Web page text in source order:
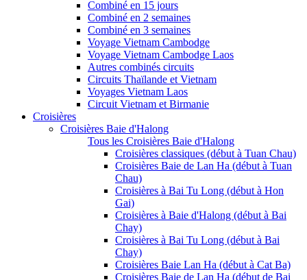
Combiné en 15 jours
Combiné en 2 semaines
Combiné en 3 semaines
Voyage Vietnam Cambodge
Voyage Vietnam Cambodge Laos
Autres combinés circuits
Circuits Thaïlande et Vietnam
Voyages Vietnam Laos
Circuit Vietnam et Birmanie
Croisières
Croisières Baie d'Halong
Tous les Croisières Baie d'Halong
Croisières classiques (début à Tuan Chau)
Croisières Baie de Lan Ha (début à Tuan
Chau)
Croisières à Bai Tu Long (début à Hon
Gai)
Croisières à Baie d'Halong (début à Bai
Chay)
Croisières à Bai Tu Long (début à Bai
Chay)
Croisières Baie Lan Ha (début à Cat Ba)
Croisières Baie de Lan Ha (début de Bai